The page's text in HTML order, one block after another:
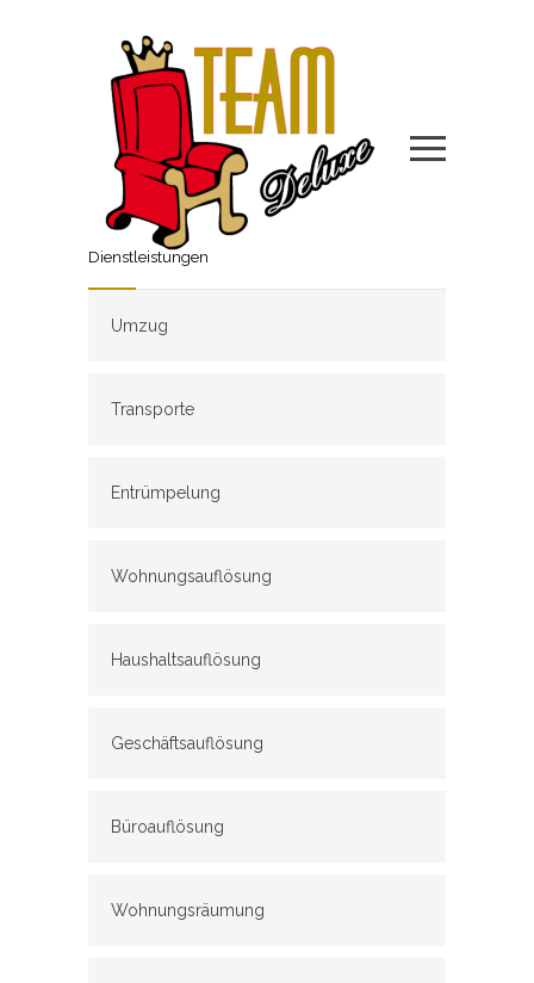
Dienstleistungen
Umzug
Transporte
Entrümpelung
Wohnungsauflösung
Haushaltsauflösung
Geschäftsauflösung
Büroauflösung
Wohnungsräumung